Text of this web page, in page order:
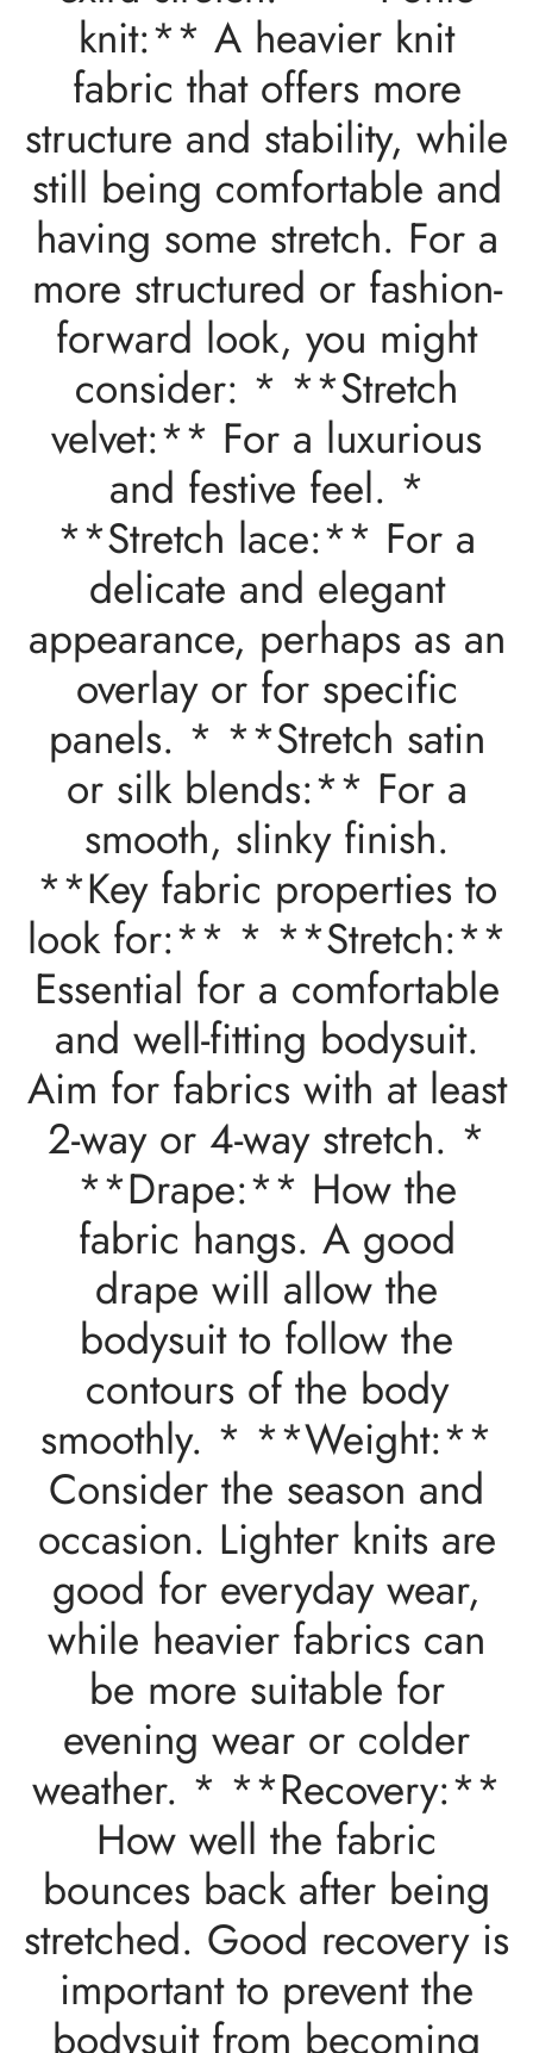
knit:** A heavier knit
fabric that offers more
structure and stability, while
still being comfortable and
having some stretch. For a
more structured or fashion-
forward look, you might
consider: * **Stretch
velvet:** For a luxurious
and festive feel. *
**Stretch lace:** For a
delicate and elegant
appearance, perhaps as an
overlay or for specific
panels. * **Stretch satin
or silk blends:** For a
smooth, slinky finish.
**Key fabric properties to
look for:** * **Stretch:**
Essential for a comfortable
and well-fitting bodysuit.
Aim for fabrics with at least
2-way or 4-way stretch. *
**Drape:** How the
fabric hangs. A good
drape will allow the
bodysuit to follow the
contours of the body
smoothly. * **Weight:**
Consider the season and
occasion. Lighter knits are
good for everyday wear,
while heavier fabrics can
be more suitable for
evening wear or colder
weather. * **Recovery:**
How well the fabric
bounces back after being
stretched. Good recovery is
important to prevent the
bodysuit from becoming